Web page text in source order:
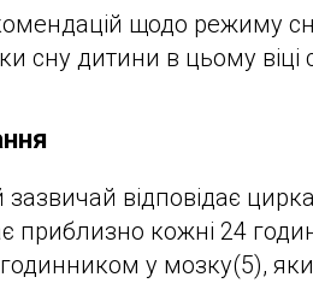
щодо режиму
сну дитини в цьому віці
відповідає
приблизно кожні 24
у мозку(5),